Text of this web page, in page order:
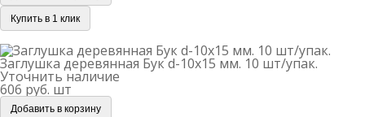
Купить в 1 клик
Заглушка деревянная Бук d-10х15 мм. 10 шт/упак.
Уточнить наличие
606 руб. шт
Добавить в корзину